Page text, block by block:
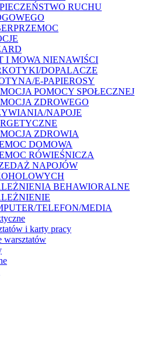
RUCHU
I MOWA NIENAWIŚCI
DOPALACZE
E-PAPIEROSY
POMOCY SPOŁECZNEJ
ZDROWEGO
NAPOJE
ZDROWIA
DOMOWA
RÓWIEŚNICZA
NAPOJÓW
BEHAWIORALNE
TELEFON/MEDIA
i karty pracy
warsztatów